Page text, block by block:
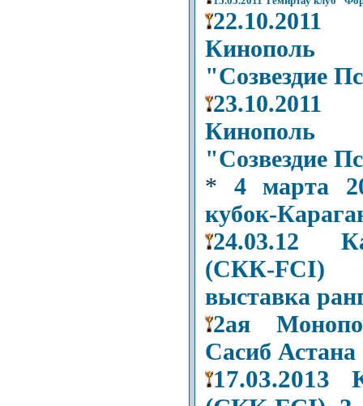
"Созвездие
"Созвездие
* 4 марта
кубок-
24.03.12
(СКК-FCI)
выставка
2ая
Сасиб Астана
17.03.2013